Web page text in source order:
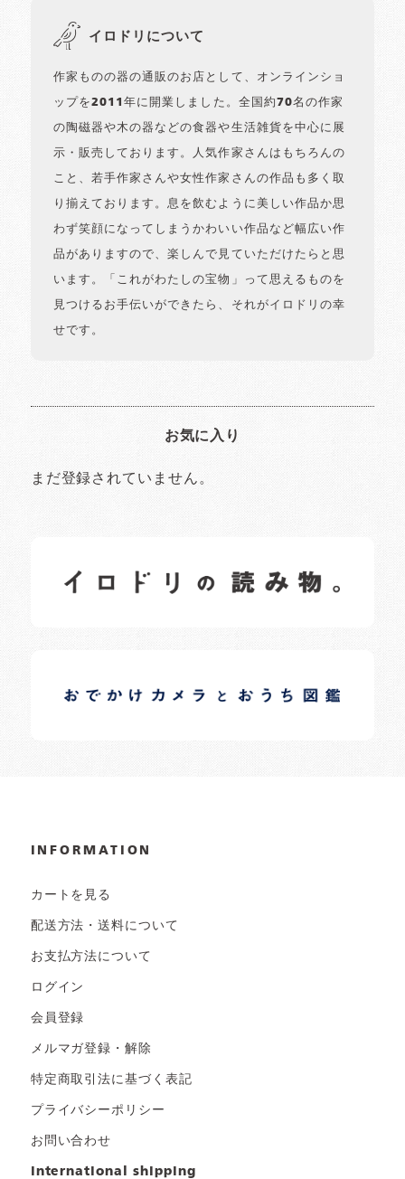
イロドリについて
作家ものの器の通販のお店として、オンラインショ
ップを2011年に開業しました。全国約70名の作家
の陶磁器や木の器などの食器や生活雑貨を中心に展
示・販売しております。人気作家さんはもちろんの
こと、若手作家さんや女性作家さんの作品も多く取
り揃えております。息を飲むように美しい作品か思
わず笑顔になってしまうかわいい作品など幅広い作
品がありますので、楽しんで見ていただけたらと思
います。「これがわたしの宝物」って思えるものを
見つけるお手伝いができたら、それがイロドリの幸
せです。
お気に入り
まだ登録されていません。
日常の様子など随時更新中です。
日常の様子など随時更新中です。
INFORMATION
カートを見る
配送方法・送料について
お支払方法について
ログイン
会員登録
メルマガ登録・解除
特定商取引法に基づく表記
プライバシーポリシー
お問い合わせ
international shipping